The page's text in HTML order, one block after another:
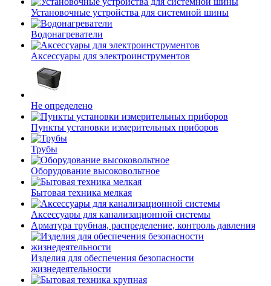
Установочные устройства для системной шины
Водонагреватели
Аксессуары для электроинструментов
Не определено
Пункты установки измерительных приборов
Трубы
Оборудование высоковольтное
Бытовая техника мелкая
Аксессуары для канализационной системы
Арматура трубная, распределение, контроль давления
Изделия для обеспечения безопасности
жизнедеятельности